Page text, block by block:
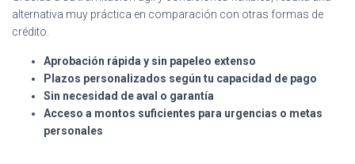
alternativa muy práctica en comparación con otras formas de
crédito.
Aprobación rápida y sin papeleo extenso
Plazos personalizados según tu capacidad de pago
Sin necesidad de aval o garantía
Acceso a montos suficientes para urgencias o metas
personales